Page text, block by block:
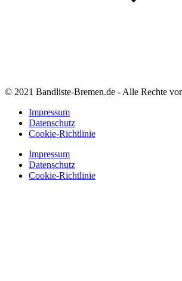
© 2021 Bandliste-Bremen.de - Alle Rechte
Impressum
Datenschutz
Cookie-Richtlinie
Impressum
Datenschutz
Cookie-Richtlinie